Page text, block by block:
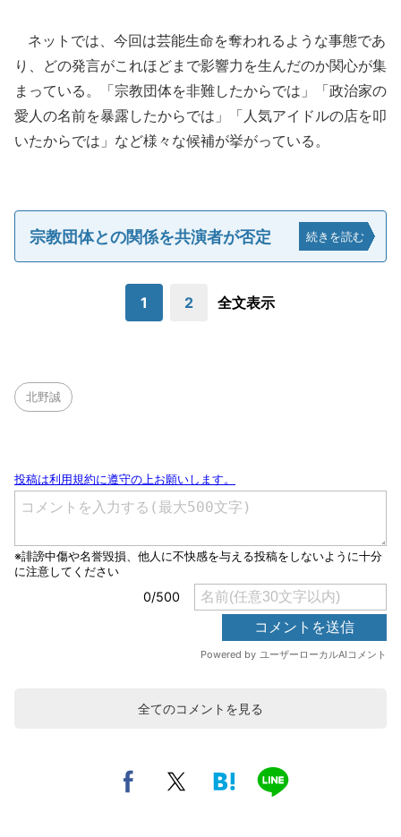
ネットでは、今回は芸能生命を奪われるような事態であ
り、どの発言がこれほどまで影響力を生んだのか関心が集
まっている。「宗教団体を非難したからでは」「政治家の
愛人の名前を暴露したからでは」「人気アイドルの店を叩
いたからでは」など様々な候補が挙がっている。
宗教団体との関係を共演者が否定 続きを読む
1 2 全文表示
北野誠
全てのコメントを見る